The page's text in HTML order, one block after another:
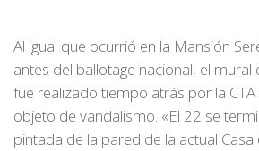
Al igual que ocurrió en la Mansión
antes del ballotage nacional, el mural
fue realizado tiempo atrás por la CTA
objeto de vandalismo. «El 22 se
pintada de la pared de la actual